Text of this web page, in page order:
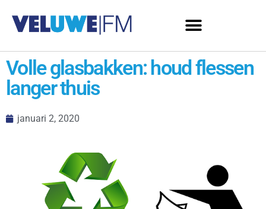
Volle glasbakken: houd flessen
langer thuis
januari 2, 2020